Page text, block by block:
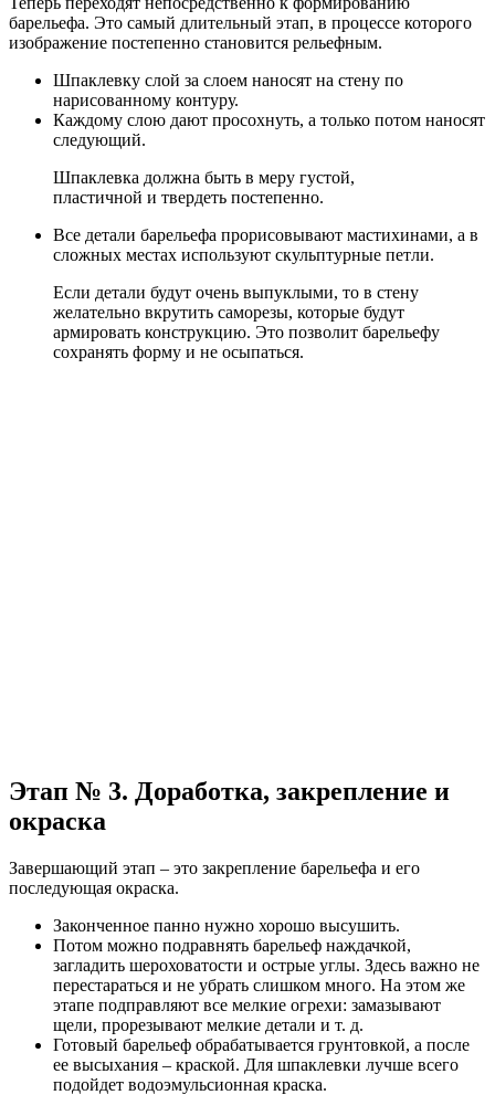
барельефа. Это самый длительный этап, в процессе которого
изображение постепенно становится рельефным.
Шпаклевку слой за слоем наносят на стену по
нарисованному контуру.
Каждому слою дают просохнуть, а только потом наносят
следующий.
Шпаклевка должна быть в меру густой,
пластичной и твердеть постепенно.
Все детали барельефа прорисовывают мастихинами, а в
сложных местах используют скульптурные петли.
Если детали будут очень выпуклыми, то в стену
желательно вкрутить саморезы, которые будут
армировать конструкцию. Это позволит барельефу
сохранять форму и не осыпаться.
Этап № 3. Доработка, закрепление и
окраска
Завершающий этап – это закрепление барельефа и его
последующая окраска.
Законченное панно нужно хорошо высушить.
Потом можно подравнять барельеф наждачкой,
загладить шероховатости и острые углы. Здесь важно не
перестараться и не убрать слишком много. На этом же
этапе подправляют все мелкие огрехи: замазывают
щели, прорезывают мелкие детали и т. д.
Готовый барельеф обрабатывается грунтовкой, а после
ее высыхания – краской. Для шпаклевки лучше всего
подойдет водоэмульсионная краска.